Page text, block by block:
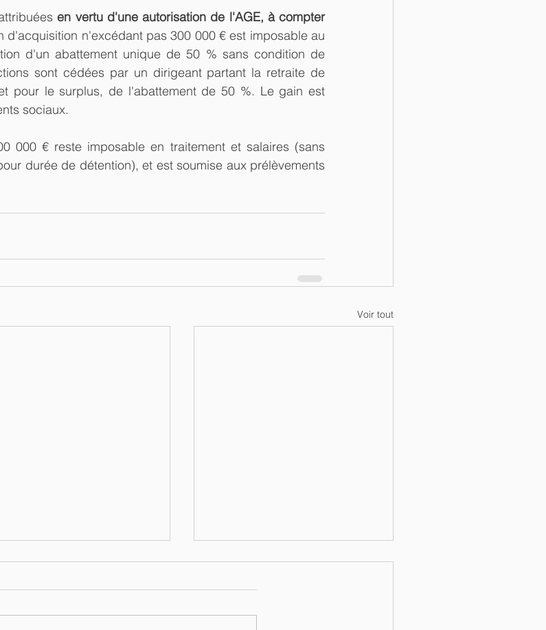
en vertu d'une autorisation de l'AGE, à compter
d'acquisition n'excédant pas 300 000 € est imposable au
d'un abattement unique de 50 % sans condition de
sont cédées par un dirigeant partant la retraite de
pour le surplus, de l'abattement de 50 %. Le gain est
sociaux.
000 € reste imposable en traitement et salaires (sans
durée de détention), et est soumise aux prélèvements
Voir tout